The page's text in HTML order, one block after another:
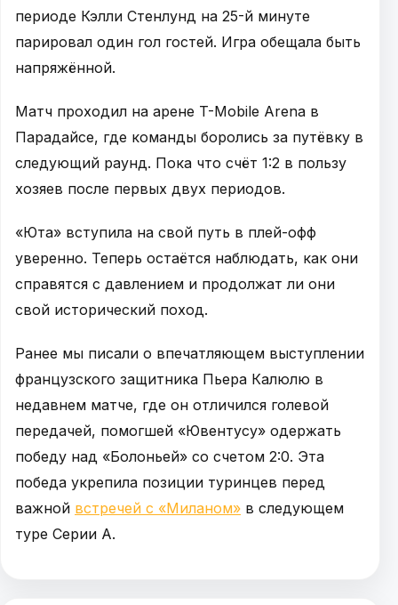
периоде Кэлли Стенлунд на 25-й минуте
парировал один гол гостей. Игра обещала быть
напряжённой.
Матч проходил на арене T-Mobile Arena в
Парадайсе, где команды боролись за путёвку в
следующий раунд. Пока что счёт 1:2 в пользу
хозяев после первых двух периодов.
«Юта» вступила на свой путь в плей-офф
уверенно. Теперь остаётся наблюдать, как они
справятся с давлением и продолжат ли они
свой исторический поход.
Ранее мы писали о впечатляющем выступлении
французского защитника Пьера Калюлю в
недавнем матче, где он отличился голевой
передачей, помогшей «Ювентусу» одержать
победу над «Болоньей» со счетом 2:0. Эта
победа укрепила позиции туринцев перед
важной встречей с «Миланом» в следующем
туре Серии А.